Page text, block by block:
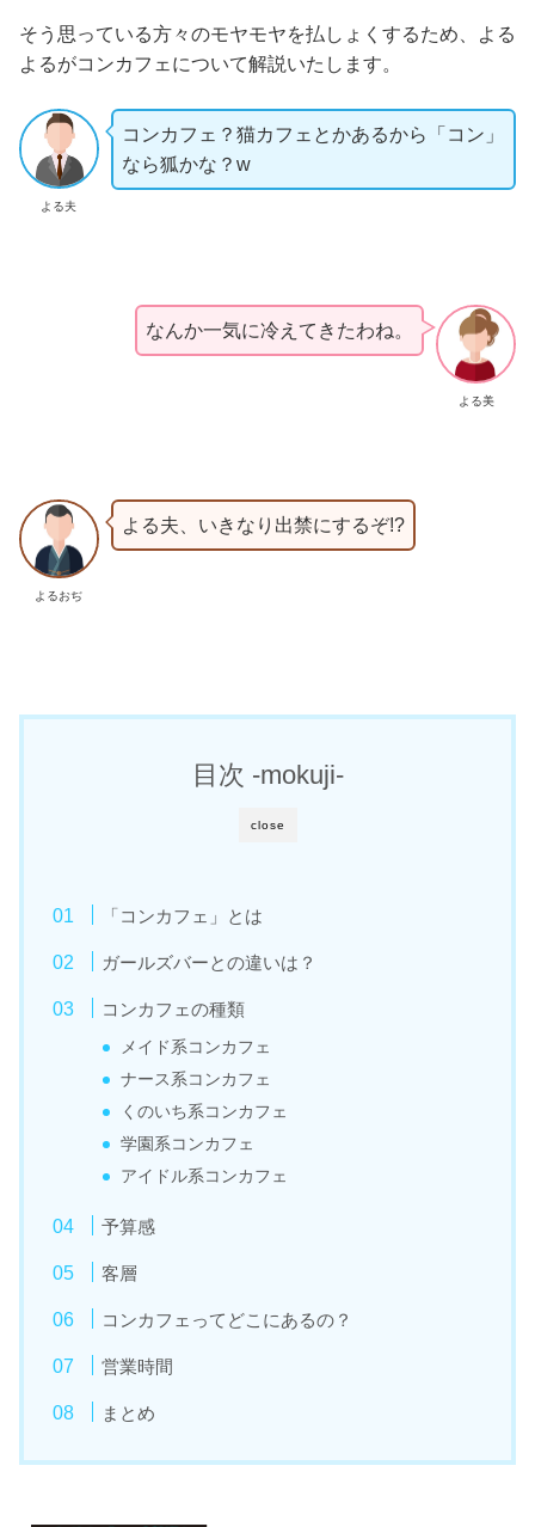
そう思っている方々のモヤモヤを払しょくするため、よる
よるがコンカフェについて解説いたします。
よる夫
コンカフェ？猫カフェとかあるから「コン」
なら狐かな？w
よる美
なんか一気に冷えてきたわね。
よるおぢ
よる夫、いきなり出禁にするぞ!?
close
目次 -mokuji-
「コンカフェ」とは
ガールズバーとの違いは？
コンカフェの種類
メイド系コンカフェ
ナース系コンカフェ
くのいち系コンカフェ
学園系コンカフェ
アイドル系コンカフェ
予算感
客層
コンカフェってどこにあるの？
営業時間
まとめ